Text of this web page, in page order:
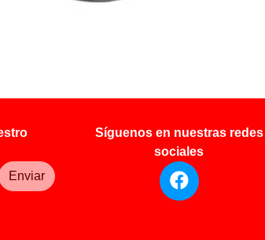
Enviar
Síguenos en nuestras redes
sociales